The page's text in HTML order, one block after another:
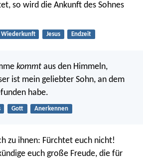
so wird die Ankunft des Sohnes
Wiederkunft Jesus Endzeit
kommt aus den Himmeln,
ist mein geliebter Sohn, an dem
habe.
Gott Anerkennen
zu ihnen: Fürchtet euch nicht!
euch große Freude, die für